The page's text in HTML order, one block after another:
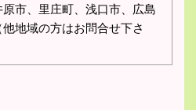
市、里庄町、浅口市、広島
地域の方はお問合せ下さ